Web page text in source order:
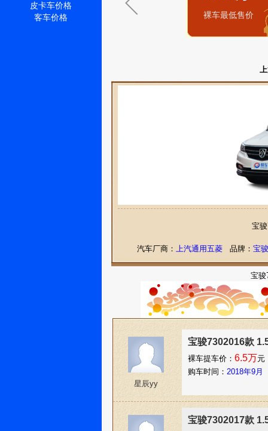
裸车最低售价
宝
汽车厂商： 上汽通用五菱 品牌： 宝骏
宝骏
星辰yy
宝骏7302016款
裸车提车价： 6.5万元
购车时间： 2018年9月
宝骏7302017款
皮卡车价格
客车价格